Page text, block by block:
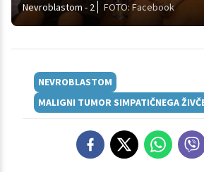
Nevroblastom - 2 FOTO: Facebook
NEVROBLASTOM
MALIGNI TUMOR SIMPATIČNEGA